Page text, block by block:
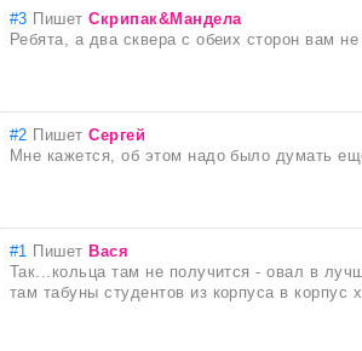
#3 ПишетСкрипак&Мандела
Ребята, а два сквера с обеих сторон вам
#2 ПишетСергей
Мне кажется, об этом надо было думать
#1 Пишет Вася
Так...кольца там не получится - овал в
там табуны студентов из корпуса в корпус